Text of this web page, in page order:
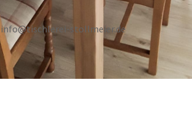
info@tischlerei-stollmeier.de